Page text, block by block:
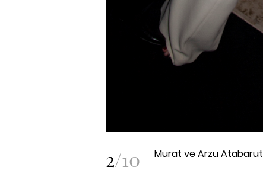
2/10 Murat ve Arzu Atabarut